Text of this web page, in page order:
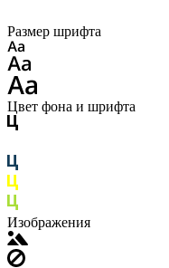
Размер шрифта
Цвет фона и шрифта
Изображения